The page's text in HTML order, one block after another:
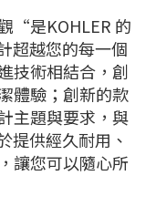
“是KOHLER 的
超越您的每一個
技術相結合，創
體驗；創新的款
主題與要求，與
提供經久耐用、
讓您可以隨心所